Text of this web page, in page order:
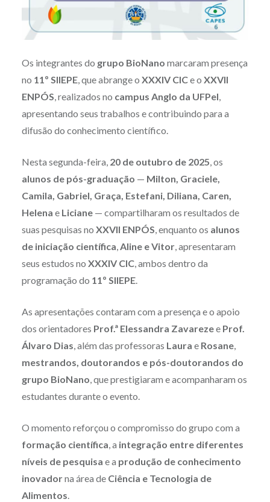
Os integrantes do grupo BioNano marcaram presença
no 11º SIIEPE, que abrange o XXXIV CICe o XXVII
ENPÓS, realizados no campus Anglo da UFPel,
apresentando seus trabalhos e contribuindo para a
difusão do conhecimento científico.
Nesta segunda-feira, 20 de outubro de 2025, os
alunos de pós-graduação — Milton, Graciele,
Camila, Gabriel, Graça, Estefani, Diliana, Caren,
Helena e Liciane— compartilharam os resultados de
suas pesquisas no XXVII ENPÓS, enquanto os alunos
de iniciação científica,Aline e Vitor, apresentaram
seus estudos no XXXIV CIC, ambos dentro da
programação do 11º SIIEPE.
As apresentações contaram com a presença e o apoio
dos orientadores Prof.ª Elessandra Zavarezee Prof.
Álvaro Dias, além das professoras Laura e Rosane,
mestrandos, doutorandos e pós-doutorandos do
grupo BioNano, que prestigiaram e acompanharam os
estudantes durante o evento.
O momento reforçou o compromisso do grupo com a
formação científica, a integração entre diferentes
níveis de pesquisa e a produção de conhecimento
inovadorna área de Ciência e Tecnologia de
Alimentos.